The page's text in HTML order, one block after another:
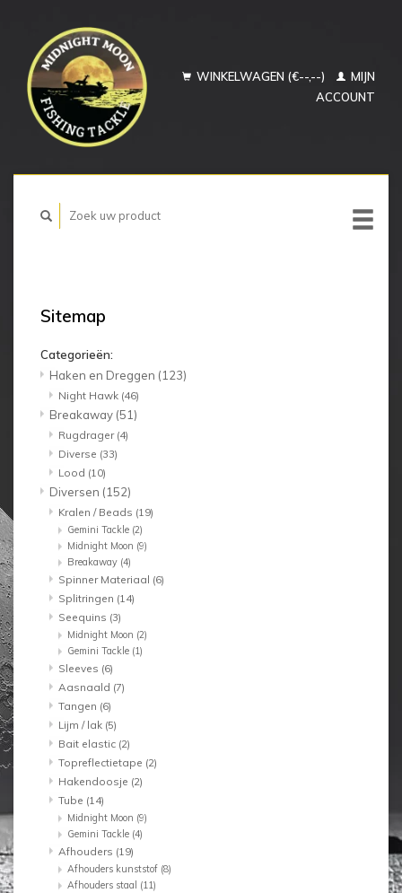
WINKELWAGEN (€--,--)
MIJN
ACCOUNT
Sitemap
Categorieën:
Haken en Dreggen (123)
Night Hawk (46)
Breakaway (51)
Rugdrager (4)
Diverse (33)
Lood (10)
Diversen (152)
Kralen / Beads (19)
Gemini Tackle (2)
Midnight Moon (9)
Breakaway (4)
Spinner Materiaal (6)
Splitringen (14)
Seequins (3)
Midnight Moon (2)
Gemini Tackle (1)
Sleeves (6)
Aasnaald (7)
Tangen (6)
Lijm / lak (5)
Bait elastic (2)
Topreflectietape (2)
Hakendoosje (2)
Tube (14)
Midnight Moon (9)
Gemini Tackle (4)
Afhouders (19)
Afhouders kunststof (8)
Afhouders staal (11)